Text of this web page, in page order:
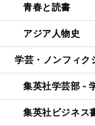
青春と読書
アジア人物史
学芸・ノンフィク
集英社学芸部 -
集英社ビジネス